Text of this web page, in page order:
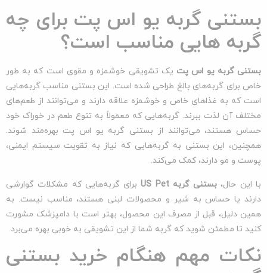
بستنی گربه یو اس پت برای چه
گربه هایی مناسب است؟
بستنی گربه یو اس پت یک تشویقی خوشمزه و مقوی است که به طور
خاص برای گربه‌های بالغ طراحی شده است. این بستنی مناسب گربه‌هایی
است که به غذاهای خاص و خوشمزه علاقه دارند و می‌توانند از طعم‌های
مختلف آن لذت ببرند. گربه‌هایی که معمولاً به تنوع طعم در خوراک خود
حساس هستند، می‌توانند از بستنی گربه یو اس پت بهره‌مند شوند.
همچنین، این بستنی به گربه‌هایی که نیاز به تقویت سیستم ایمنی،
پوست و مو دارند، کمک می‌کند.
با این حال، بستنی گربه US Pet
برای گربه‌هایی که مشکلات گوارشی
دارند یا حساس به شیر و محصولات لبنی هستند، مناسب نیست. به
همین دلیل، قبل از مصرف این محصول، بهتر است با دامپزشک مشورت
کنید تا مطمئن شوید که گربه شما از این تشویقی به خوبی بهره می‌برد.
نکات مهم هنگام خرید بستنی